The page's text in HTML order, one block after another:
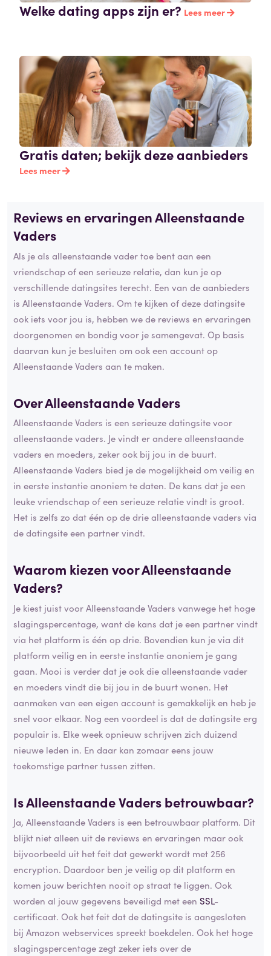
Welke dating apps zijn er? Lees meer
Gratis daten; bekijk deze aanbieders
Lees meer
Reviews en ervaringen Alleenstaande
Vaders
Als je als alleenstaande vader toe bent aan een
vriendschap of een serieuze relatie, dan kun je op
verschillende datingsites terecht. Een van de aanbieders
is Alleenstaande Vaders. Om te kijken of deze datingsite
ook iets voor jou is, hebben we de reviews en ervaringen
doorgenomen en bondig voor je samengevat. Op basis
daarvan kun je besluiten om ook een account op
Alleenstaande Vaders aan te maken.
Over Alleenstaande Vaders
Alleenstaande Vaders is een serieuze datingsite voor
alleenstaande vaders. Je vindt er andere alleenstaande
vaders en moeders, zeker ook bij jou in de buurt.
Alleenstaande Vaders bied je de mogelijkheid om veilig en
in eerste instantie anoniem te daten. De kans dat je een
leuke vriendschap of een serieuze relatie vindt is groot.
Het is zelfs zo dat één op de drie alleenstaande vaders via
de datingsite een partner vindt.
Waarom kiezen voor Alleenstaande
Vaders?
Je kiest juist voor Alleenstaande Vaders vanwege het hoge
slagingspercentage, want de kans dat je een partner vindt
via het platform is één op drie. Bovendien kun je via dit
platform veilig en in eerste instantie anoniem je gang
gaan. Mooi is verder dat je ook die alleenstaande vader
en moeders vindt die bij jou in de buurt wonen. Het
aanmaken van een eigen account is gemakkelijk en heb je
snel voor elkaar. Nog een voordeel is dat de datingsite erg
populair is. Elke week opnieuw schrijven zich duizend
nieuwe leden in. En daar kan zomaar eens jouw
toekomstige partner tussen zitten.
Is Alleenstaande Vaders betrouwbaar?
Ja, Alleenstaande Vaders is een betrouwbaar platform. Dit
blijkt niet alleen uit de reviews en ervaringen maar ook
bijvoorbeeld uit het feit dat gewerkt wordt met 256
encryption. Daardoor ben je veilig op dit platform en
komen jouw berichten nooit op straat te liggen. Ook
worden al jouw gegevens beveiligd met een SSL-
certificaat. Ook het feit dat de datingsite is aangesloten
bij Amazon webservices spreekt boekdelen. Ook het hoge
slagingspercentage zegt zeker iets over de